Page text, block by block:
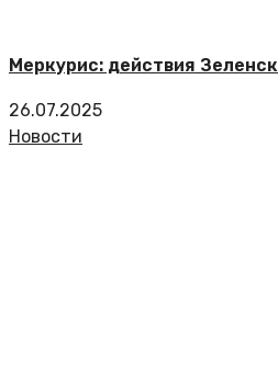
Меркурис: действия
26.07.2025
Новости